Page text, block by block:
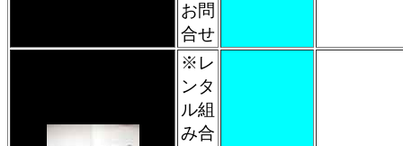
お問
合せ
※レ
ンタ
ル組
み合